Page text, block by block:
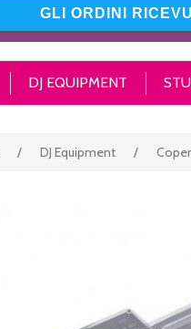
GLI ORDINI
DJ EQUIPMENT
/ DJ Equipment /